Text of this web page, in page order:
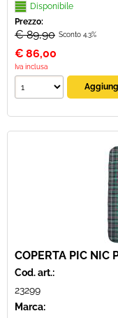
Disponibile
Prezzo:
€ 89,90 Sconto 4.3%
€ 86,00
Iva inclusa
COPERTA PIC NIC
Cod. art.:
23299
Marca: